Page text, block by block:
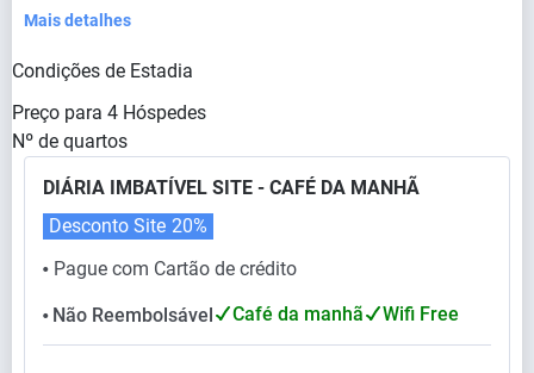
Mais detalhes
Condições de Estadia
Preço para 4 Hóspedes
Nº de quartos
DIÁRIA IMBATÍVEL SITE - CAFÉ DA MANHÃ
⬤ Pague com Cartão de crédito
Desconto Site 20%
⬤ Não Reembolsável Café da manhã Wifi Free